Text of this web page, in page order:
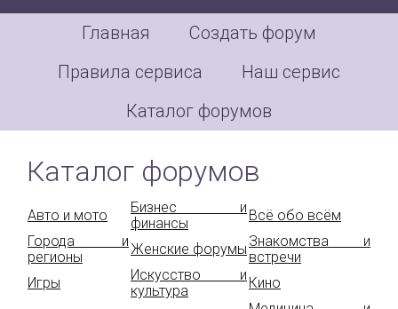
Главная
Создать форум
Правила сервиса
Наш сервис
Каталог форумов
Каталог форумов
Авто и мото
Бизнес и
финансы
Всё обо всём
Города и
регионы
Женские форумы Знакомства и
встречи
Игры
Искусство и
культура
Кино